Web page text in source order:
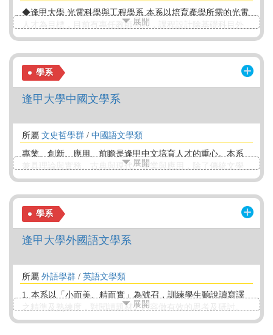
◆逢甲大學 光電科學與工程學系 本系以培育產學所需的光電
人才為目標，目前有專任教師18人，課程設計除基礎科目外
還強調工程應用，涵蓋了光學、電子學、半導體與數位技
畢業生除繼續深造外，餘幾乎都在半導體或光電相關產業就
職。
展開
學系
逢甲大學中國文學系
所屬 文史哲學群 / 中國語文學類
專業、創新、應用、前瞻是逢甲中文培育人才的重心。本系
兼具理論與實務、古典與現代、專業與應用，除了傳統文學
底蘊、專業中文素養之外，結合科技與人文，輔導學生培養
以專題導向式學習，鏈結AI數位科技、跨領域、文化創新，
以期在全球化浪潮中發揮更大影響力。
展開
學系
逢甲大學外國語文學系
所屬 外語學群 / 英語文學類
1. 本系以「小而美、精而實」為號召，訓練學生聽說讀寫譯
之精準及熟練度，對閱讀題材之內容做有效的思考及研討。
2. 引導學生除專業必修科目外，得在經典閱讀與語文教學、
展開